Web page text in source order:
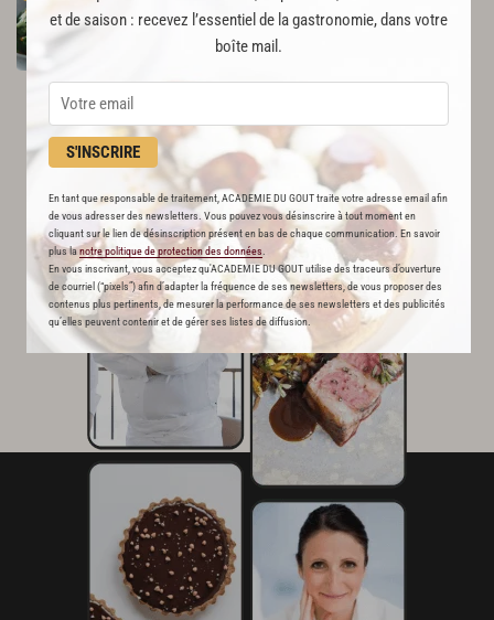
et de saison : recevez l’essentiel de la gastronomie, dans votre
boîte mail.
S'INSCRIRE
En tant que responsable de traitement, ACADEMIE DU GOUT traite votre adresse email afin
de vous adresser des newsletters. Vous pouvez vous désinscrire à tout moment en
cliquant sur le lien de désinscription présent en bas de chaque communication. En savoir
plus lanotre politique de protection des données
En vous inscrivant, vous acceptez qu'ACADEMIE DU GOUT utilise des traceurs d’ouverture
de courriel (“pixels”) afin d’adapter la fréquence de ses newsletters, de vous proposer des
contenus plus pertinents, de mesurer la performance de ses newsletters et des publicités
qu’elles peuvent contenir et de gérer ses listes de diffusion.
ParJulie Andrieu